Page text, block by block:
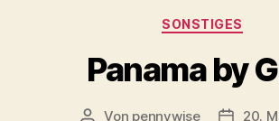
Kategorien
SONSTIGES
Panama by
Beitragsautor
Von pennywise 20.